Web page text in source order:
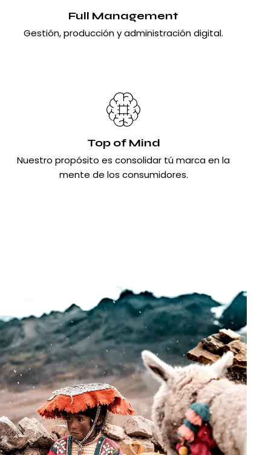
Full Management
Gestión, producción y administración digital.
Top of Mind
Nuestro propósito es consolidar tú marca en la
mente de los consumidores.